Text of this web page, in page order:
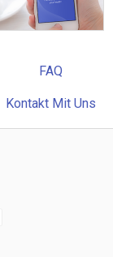
FAQ
Kontakt Mit Uns